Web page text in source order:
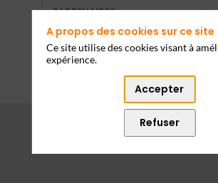
PARTENAIRES
Effacer tous
A propos des cookies sur ce site
Ce site utilise des cookies visant à
expérience.
Accepter
Refuser